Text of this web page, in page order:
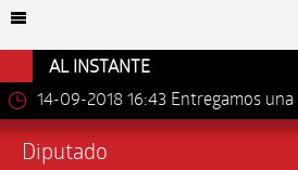
AL INSTANTE
14-09-2018 16:43 Entregamos
avances importantes: Dip. Leonel
Diputado